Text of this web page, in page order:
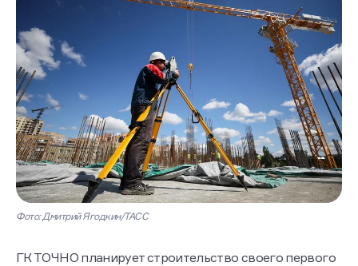
Фото: Дмитрий Ягодкин/ТАСС
ГК ТОЧНО планирует строительство своего первого